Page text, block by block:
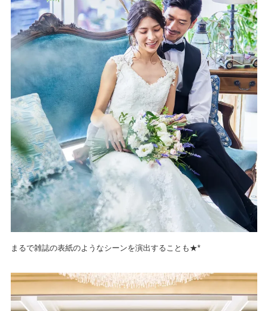
まるで雑誌の表紙のようなシーンを演出することも★*